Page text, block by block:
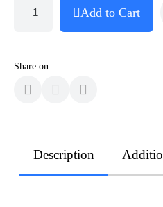
Add to Cart
Share on
Description